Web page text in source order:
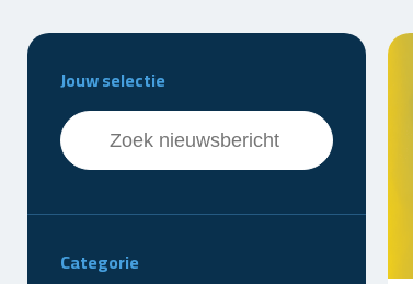
Jouw selectie
Zoeken - nieuws
Search content
Categorie